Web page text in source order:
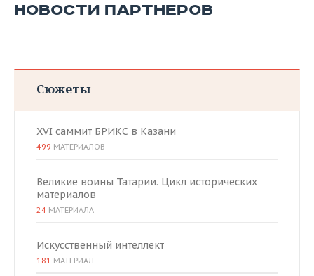
НОВОСТИ ПАРТНЕРОВ
Сюжеты
XVI саммит БРИКС в Казани
499 МАТЕРИАЛОВ
Великие воины Татарии. Цикл исторических
материалов
24 МАТЕРИАЛА
Искусственный интеллект
181 МАТЕРИАЛ